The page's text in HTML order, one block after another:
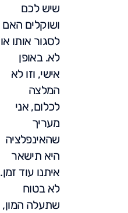
שיש לכם
ושוקלים האם
לסגור אותו או
לא. באופן
אישי, וזו לא
המלצה
לכלום, אני
מעריך
שהאינפלציה
היא תישאר
איתנו עוד זמן.
לא בטוח
שתעלה המון,